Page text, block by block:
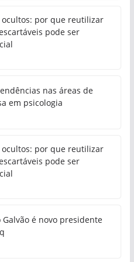
ocultos: por que reutilizar
pode ser
nas áreas de
em psicologia
ocultos: por que reutilizar
pode ser
Galvão é novo presidente